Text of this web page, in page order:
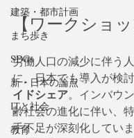
建築・都市計画
まち歩き
SDGs
新・日本の論点
ITと社会
教育
【ワークショッ
労働人口の減少に伴う
に、日本でも導入が検
イドシェア。インバウ
齢社会の進化に伴い、
手不足が深刻化してい